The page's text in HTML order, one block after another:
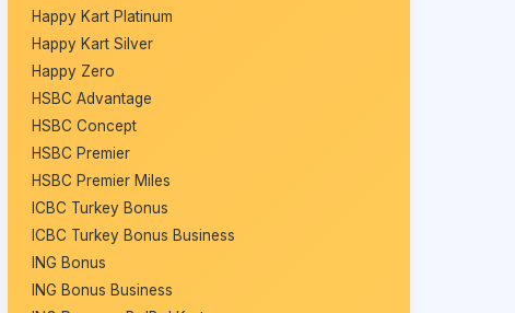
Happy Kart Platinum
Happy Kart Silver
Happy Zero
HSBC Advantage
HSBC Concept
HSBC Premier
HSBC Premier Miles
ICBC Turkey Bonus
ICBC Turkey Bonus Business
ING Bonus
ING Bonus Business